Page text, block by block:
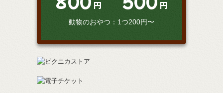
円 円
動物のおやつ：1つ200円〜